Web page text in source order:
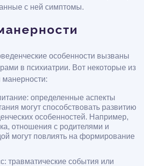
с ней симптомы.
особенности вызваны
в психиатрии. Вот некоторые из
определенные аспекты
могут способствовать развитию
особенностей. Например,
отношения с родителями и
могут повлиять на формирование
травматические события или